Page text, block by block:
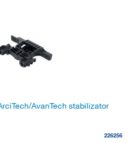
AvanTech stabilizator
226256